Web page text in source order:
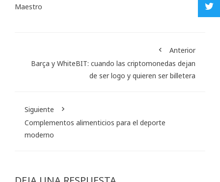
Maestro
Anterior
Barça y WhiteBIT: cuando las criptomonedas dejan
de ser logo y quieren ser billetera
Siguiente
Complementos alimenticios para el deporte
moderno